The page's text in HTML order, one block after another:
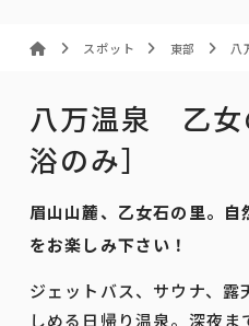
スポット 東部 八
八万温泉 乙女
浴のみ］
眉山山麓、乙女石の里。自
をお楽しみ下さい！
ジェットバス、サウナ、露
しめる日帰り温泉。深夜